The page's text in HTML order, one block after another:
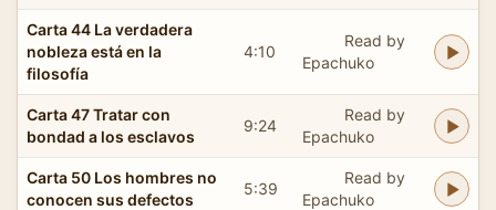
Carta 44 La verdadera
nobleza está en la
filosofía
4:10
Read by
Epachuko
Carta 47 Tratar con
bondad a los esclavos
9:24
Read by
Epachuko
Carta 50 Los hombres no
conocen sus defectos
5:39
Read by
Epachuko